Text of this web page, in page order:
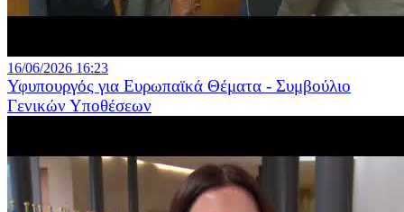
16/06/2026 16:23
Υφυπουργός για Ευρωπαϊκά Θέματα - Συμβούλιο
Γενικών Υποθέσεων